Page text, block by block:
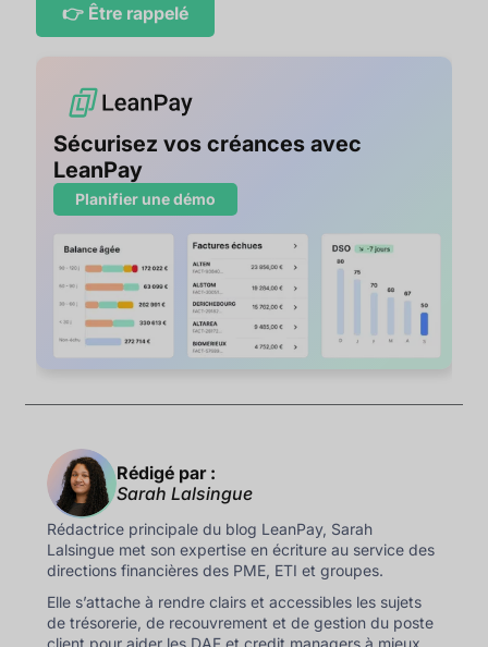
👉 Être rappelé
Sécurisez vos créances avec
LeanPay
Planifier une démo
Rédigé par :
Sarah Lalsingue
Rédactrice principale du blog LeanPay, Sarah
Lalsingue met son expertise en écriture au service des
directions financières des PME, ETI et groupes.
Elle s’attache à rendre clairs et accessibles les sujets
de trésorerie, de recouvrement et de gestion du poste
client pour aider les DAF et credit managers à mieux